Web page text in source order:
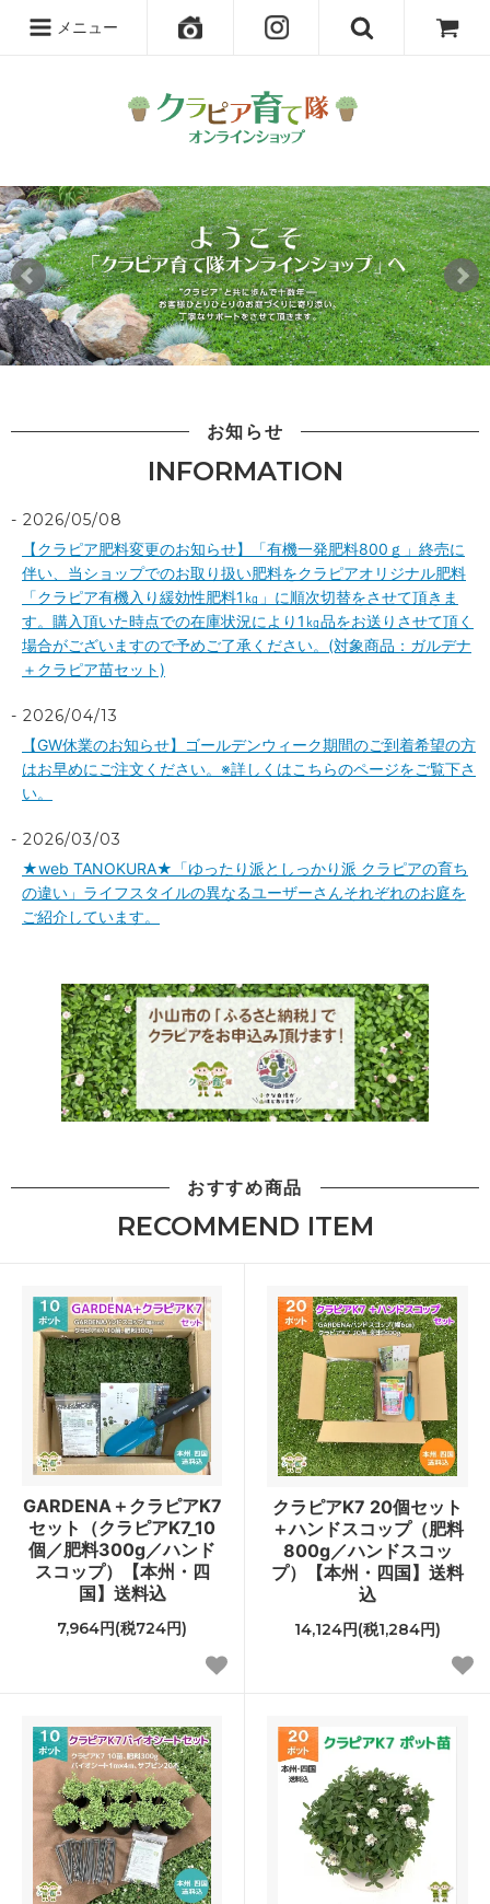
メニュー
お知らせ
INFORMATION
2026/05/08
【クラピア肥料変更のお知らせ】「有機一発肥料800ｇ」終売に
伴い、当ショップでのお取り扱い肥料をクラピアオリジナル肥料
「クラピア有機入り緩効性肥料1㎏」に順次切替をさせて頂きま
す。購入頂いた時点での在庫状況により1㎏品をお送りさせて頂く
場合がございますので予めご了承ください。(対象商品：ガルデナ
＋クラピア苗セット)
2026/04/13
【GW休業のお知らせ】ゴールデンウィーク期間のご到着希望の方
はお早めにご注文ください。※詳しくはこちらのページをご覧下さ
い。
2026/03/03
★web TANOKURA★「ゆったり派としっかり派 クラピアの育ち
の違い」ライフスタイルの異なるユーザーさんそれぞれのお庭を
ご紹介しています。
おすすめ商品
RECOMMEND ITEM
GARDENA＋クラピアK7
セット（クラピアK7_10
個／肥料300g／ハンド
スコップ）【本州・四
国】送料込
7,964円(税724円)
クラピアK7 20個セット
＋ハンドスコップ（肥料
800g／ハンドスコッ
プ）【本州・四国】送料
込
14,124円(税1,284円)